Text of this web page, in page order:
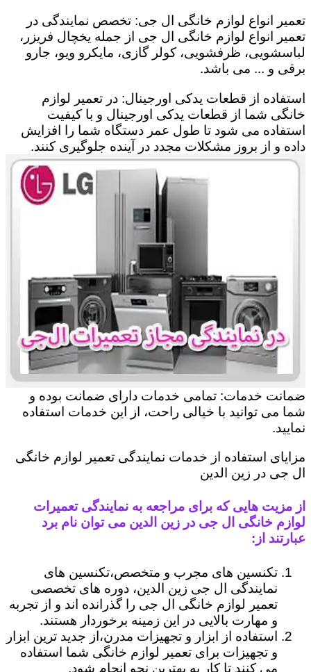
تعمیر انواع لوازم خانگی ال جی: تخصص نمایندگی در
تعمیر انواع لوازم خانگی ال جی از جمله یخچال فریزر،
لباسشویی، ظرفشویی، کولر گازی، مایکرو ویو، جارو
برقی و ... می باشد.
استفاده از قطعات یدکی اورجینال: در تعمیر لوازم
خانگی شما از قطعات یدکی اورجینال و با کیفیت
استفاده می شود تا طول عمر دستگاه شما را افزایش
داده و از بروز مشکلات مجدد در آینده جلوگیری کنند.
ضمانت خدمات: تمامی خدمات دارای ضمانت بوده و
شما می توانید با خیالی راحت، از این خدمات استفاده
نمایید.
مزایای استفاده از خدمات نمایندگی تعمیر لوازم خانگی
ال جی در زین الدین
از مزیت هایی که برای مراجعه به نمایندگی تعمیرات
لوازم خانگی ال جی در زین الدین می توان نام برد
عبارتند از:
تکنسین های مجرب و متخصص،تکنسین های
نمایندگی ال جی زین الدین، دوره های تخصصی
تعمیر لوازم خانگی ال جی را گذرانده اند و از تجربه
و مهارت بالایی در این زمینه برخوردار هستند.
استفاده از ابزار و تجهیزات مدرن،از جدید ترین ابزار
و تجهیزات برای تعمیر لوازم خانگی شما استفاده
می کنند تا کار به بهترین نحو انجام شود.